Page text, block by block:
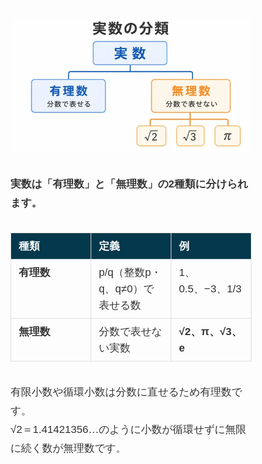
実数は「有理数」と「無理数」の2種類に分けられ
ます。
種類 定義 例
有理数
p/q（整数p・
q、q≠0）で
表せる数
1、
0.5、−3、1/3
無理数
分数で表せな
い実数
√2、π、√3、
e
有限小数や循環小数は分数に直せるため有理数で
す。
√2＝1.41421356…のように小数が循環せずに無限
に続く数が無理数です。